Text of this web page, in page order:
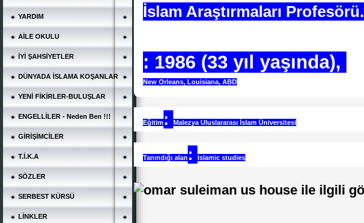
YARDIM
AİLE OKULU
İYİ ŞAHSİYETLER
DÜNYADA İSLAMA KOŞANLAR
YENİ FİKİRLER-BULUŞLAR
ENGELLİLER - Neden Ben !!!
GİRİŞİMCİLER
T.İ.K.A
SÖZLER
SERBEST KÜRSÜ
LİNKLER
İslam Araştırmaları Profesörü.
: 1986 (33 yıl yaşında),
New Orleans, Louisiana, ABD
Eğitim: Malezya Uluslararası İslam Üniversitesi
Tanındığı alan : Islamic studies